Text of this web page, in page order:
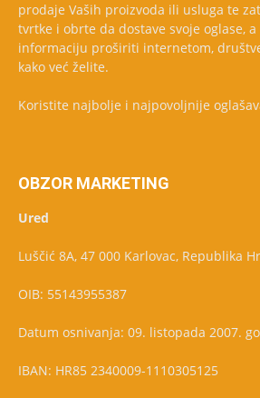
prodaje Vaših proizvoda ili usluga te
tvrtke i obrte da dostave svoje oglase,
informaciju proširiti internetom,
kako već želite.
Koristite najbolje i najpovoljnije
OBZOR MARKETING
Ured
Luščić 8A, 47 000 Karlovac, Republika
OIB: 55143955387
Datum osnivanja: 09. listopada 2007.
IBAN: HR85 2340009-1110305125